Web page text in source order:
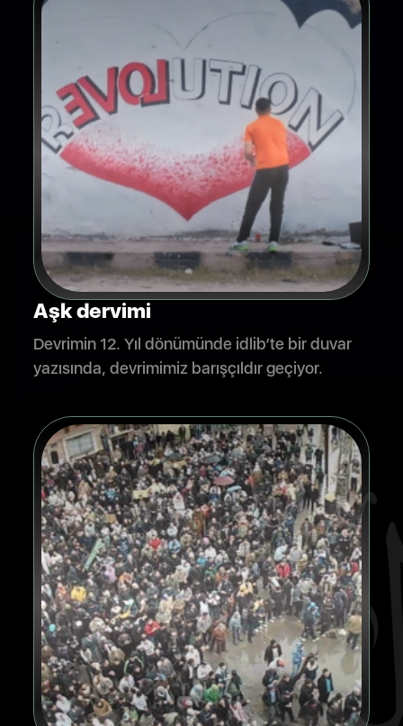
Aşk dervimi
Devrimin 12. Yıl dönümünde idlib’te bir duvar
yazısında, devrimimiz barışçıldır geçiyor.